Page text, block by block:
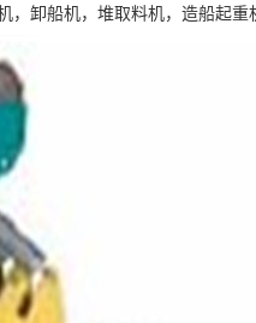
，卸船机，堆取料机，造船起重